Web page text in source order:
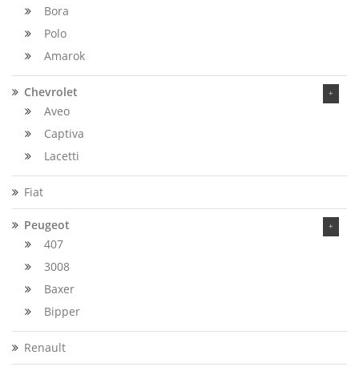
Bora
Polo
Amarok
Chevrolet
Aveo
Captiva
Lacetti
Fiat
Peugeot
407
3008
Baxer
Bipper
Renault